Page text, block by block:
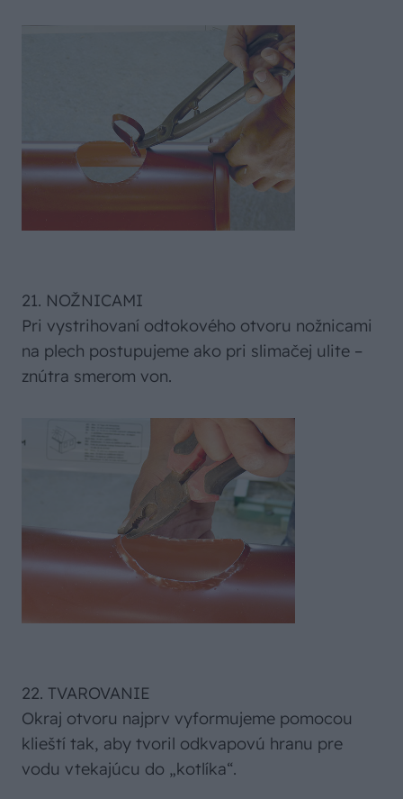
21. NOŽNICAMI
Pri vystrihovaní odtokového otvoru nožnicami
na plech postupujeme ako pri slimačej ulite –
znútra smerom von.
22. TVAROVANIE
Okraj otvoru najprv vyformujeme pomocou
klieští tak, aby tvoril odkvapovú hranu pre
vodu vtekajúcu do „kotlíka“.